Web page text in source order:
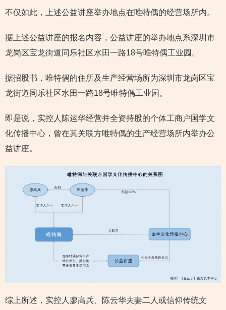
不仅如此，上述公益讲座举办地点在唯特偶的经营场所内。
据上述公益讲座的报名内容，公益讲座的举办地点系深圳市
龙岗区宝龙街道同乐社区水田一路18号唯特偶工业园。
据招股书，唯特偶的住所及生产经营场所为深圳市龙岗区宝
龙街道同乐社区水田一路18号唯特偶工业园。
即是说，实控人陈运华经营并全资持股的个体工商户国学文
化传播中心，曾在其关联方唯特偶的生产经营场所内举办公
益讲座。
综上所述，实控人廖高兵、陈云华夫妻二人或信仰传统文